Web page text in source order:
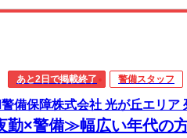
あと2日で掲載終了 警備スタッフ
備保障株式会社 光が丘エリア
×警備≫幅広い年代の